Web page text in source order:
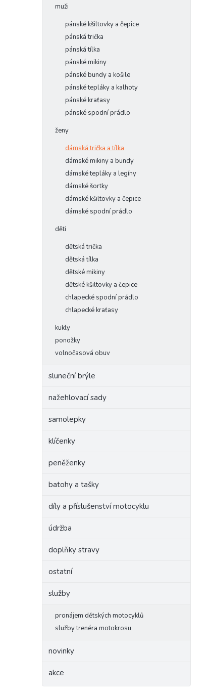
muži
pánské kšiltovky a čepice
pánská trička
pánská tílka
pánské mikiny
pánské bundy a košile
pánské tepláky a kalhoty
pánské kraťasy
pánské spodní prádlo
ženy
dámská trička a tílka
dámské mikiny a bundy
dámské tepláky a legíny
dámské šortky
dámské kšiltovky a čepice
dámské spodní prádlo
děti
dětská trička
dětská tílka
dětské mikiny
dětské kšiltovky a čepice
chlapecké spodní prádlo
chlapecké kraťasy
kukly
ponožky
volnočasová obuv
sluneční brýle
nažehlovací sady
samolepky
klíčenky
peněženky
batohy a tašky
díly a příslušenství motocyklu
údržba
doplňky stravy
ostatní
služby
pronájem dětských motocyklů
služby trenéra motokrosu
novinky
akce